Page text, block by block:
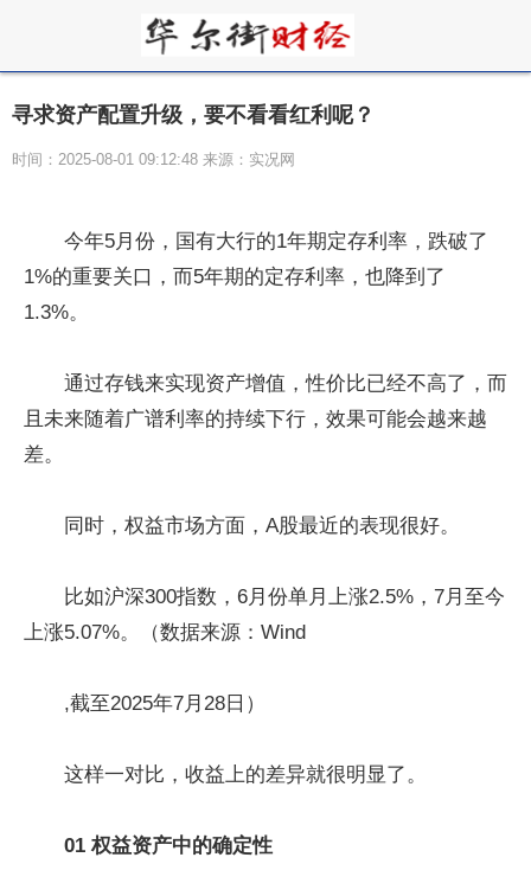
寻求资产配置升级，要不看看红利呢？
时间：2025-08-01 09:12:48 来源：实况网
今年5月份，国有大行的1年期定存利率，跌破了
1%的重要关口，而5年期的定存利率，也降到了
1.3%。
通过存钱来实现资产增值，性价比已经不高了，而
且未来随着广谱利率的持续下行，效果可能会越来越
差。
同时，权益市场方面，A股最近的表现很好。
比如沪深300指数，6月份单月上涨2.5%，7月至今
上涨5.07%。（数据来源：Wind
,截至2025年7月28日）
这样一对比，收益上的差异就很明显了。
01 权益资产中的确定性